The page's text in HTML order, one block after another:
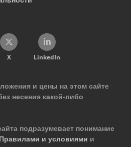
X LinkedIn
и цены на этом сайте
несения какой-либо
подразумевает понимание
и условиями и